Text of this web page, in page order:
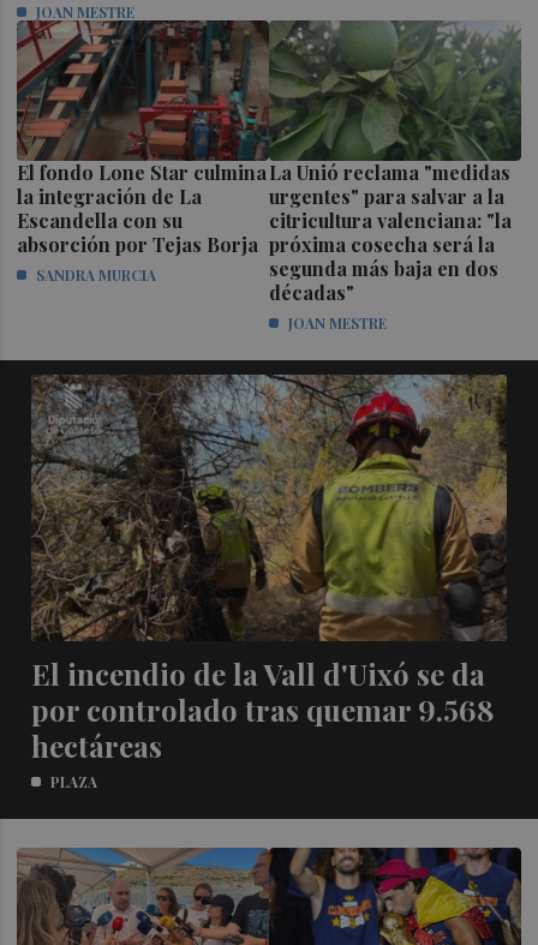
JOAN MESTRE
El fondo Lone Star culmina
la integración de La
Escandella con su
absorción por Tejas Borja
SANDRA MURCIA
La Unió reclama "medidas
urgentes" para salvar a la
citricultura valenciana: "la
próxima cosecha será la
segunda más baja en dos
décadas"
JOAN MESTRE
El incendio de la Vall d'Uixó se da
por controlado tras quemar 9.568
hectáreas
PLAZA